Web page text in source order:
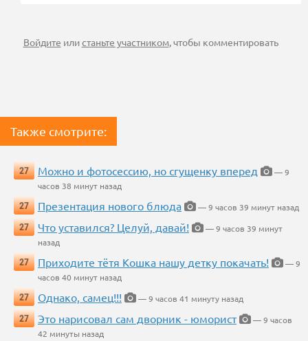
Войдите илистаньте участником, чтобы комментировать
Также смотрите:
27 Можно и фотосессию, но сгущенку вперед
— 9
часов 38 минут назад
27
Презентация нового блюда
— 9 часов 39 минут назад
27
Что уставился? Целуй, давай!
— 9 часов 39 минут
назад
27
Приходите тётя Кошка нашу детку покачать!
— 9
часов 40 минут назад
27
Однако, самец!!!
— 9 часов 41 минуту назад
27
Это нарисовал сам дворник - юморист
— 9 часов
42 минуты назад